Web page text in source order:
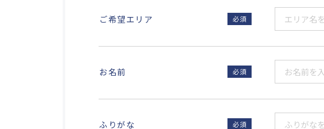
ご希望エリア 必須
お名前 必須
ふりがな 必須